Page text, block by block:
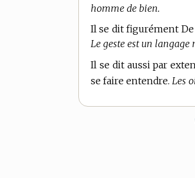
homme de bien.
Il se dit figurément
Le geste est un langage
Il se dit aussi par
se faire entendre. Les